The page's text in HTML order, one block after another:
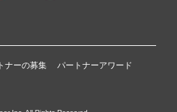
ナーの募集 パートナーアワード